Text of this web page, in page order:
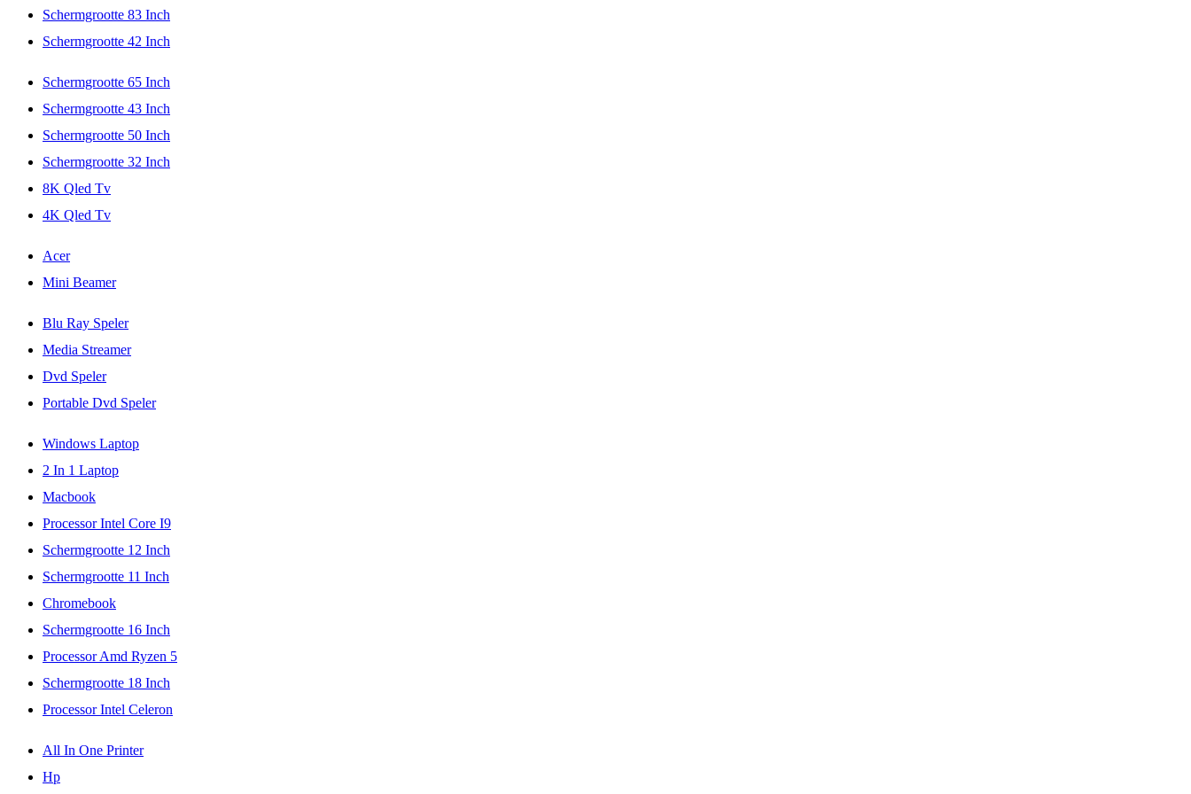
Schermgrootte 83 Inch
Schermgrootte 42 Inch
Schermgrootte 65 Inch
Schermgrootte 43 Inch
Schermgrootte 50 Inch
Schermgrootte 32 Inch
8K Qled Tv
4K Qled Tv
Acer
Mini Beamer
Blu Ray Speler
Media Streamer
Dvd Speler
Portable Dvd Speler
Windows Laptop
2 In 1 Laptop
Macbook
Processor Intel Core I9
Schermgrootte 12 Inch
Schermgrootte 11 Inch
Chromebook
Schermgrootte 16 Inch
Processor Amd Ryzen 5
Schermgrootte 18 Inch
Processor Intel Celeron
All In One Printer
Hp